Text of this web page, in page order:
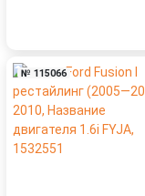
№ 115066